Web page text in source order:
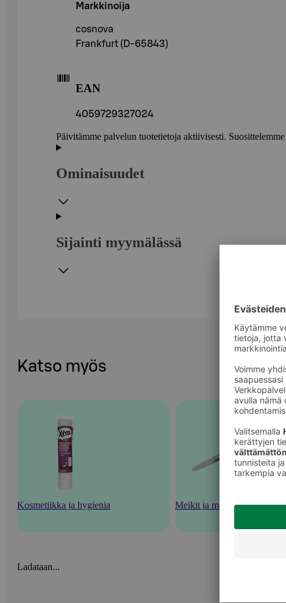
Markkinoija
cosnova
Frankfurt (D-65843)
EAN
4059729327024
Päivitämme palvelun tuotetietoja aktiivisesti.
Ominaisuudet
Sijainti myymälässä
Katso myös
Kosmetiikka ja hygienia Meikit ja meikkaustarvikkeet
Ladataan...